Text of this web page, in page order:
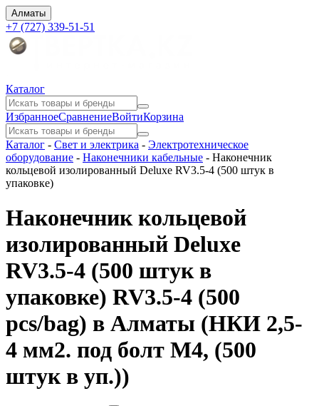
Алматы
+7 (727) 339-51-51
Каталог
ИзбранноеСравнениеВойтиКорзина
Каталог - Свет и электрика - Электротехническое
оборудование - Наконечники кабельные - Наконечник
кольцевой изолированный Deluxe RV3.5-4 (500 штук в
упаковке)
Наконечник кольцевой
изолированный Deluxe
RV3.5-4 (500 штук в
упаковке) RV3.5-4 (500
pcs/bag) в Алматы (НКИ 2,5-
4 мм2. под болт М4, (500
штук в уп.))